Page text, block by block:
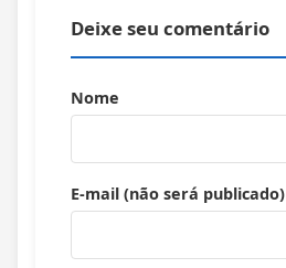
Deixe seu comentário
Nome
E-mail (não será publicado)